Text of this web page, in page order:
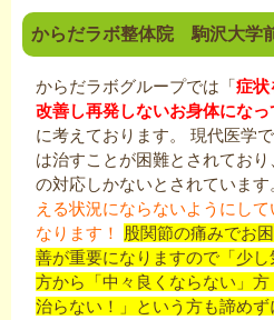
からだラボ整体院 駒沢大学
からだラボグループでは「症状
改善し再発しないお身体になっ
に考えております。 現代医学
は治すことが困難とされてお
の対応しかないとされています
える状況にならないようにし
なります！
股関節の痛みでお
善が重要になりますので「少
方から「中々良くならない」
治らない！」という方も諦め